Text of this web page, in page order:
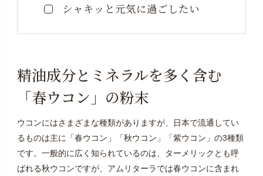
シャキッと元気に過ごしたい
精油成分とミネラルを多く含む
「春ウコン」の粉末
ウコンにはさまざまな種類がありますが、日本で流通してい
るものは主に「春ウコン」「秋ウコン」「紫ウコン」の3種類
です。一般的に広く知られているのは、ターメリックとも呼
ばれる秋ウコンですが、アムリターラでは春ウコンに含まれ